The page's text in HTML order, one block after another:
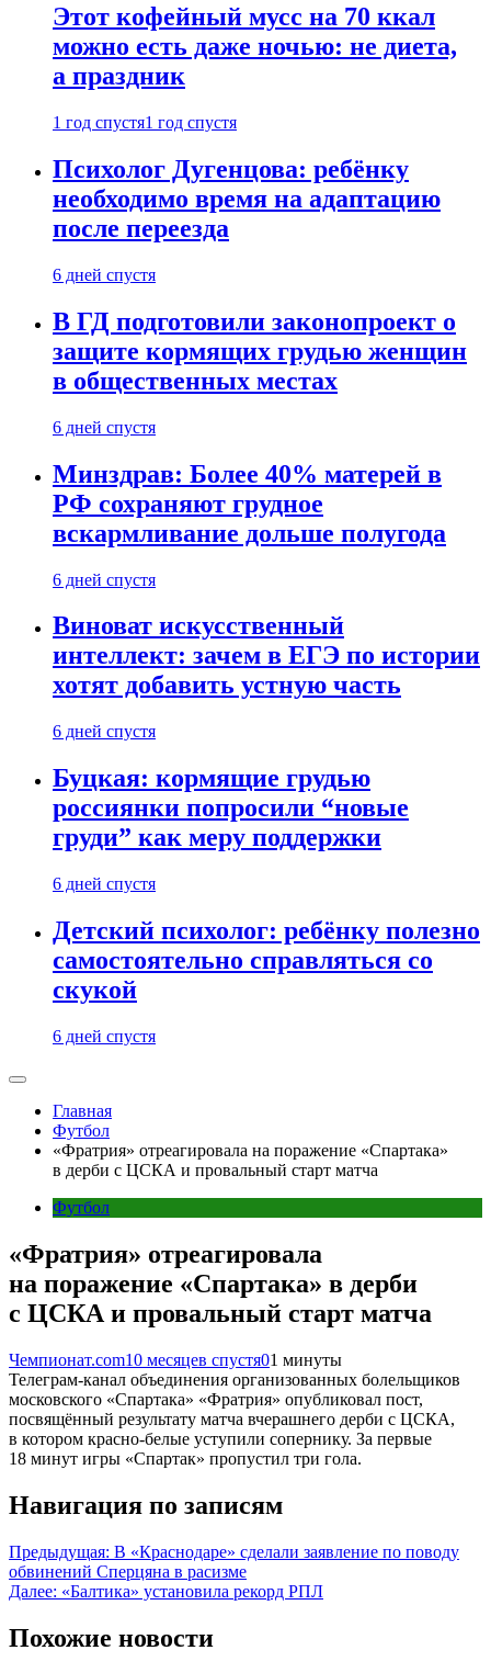
Этот кофейный мусс на 70 ккал
можно есть даже ночью: не диета,
а праздник
1 год спустя1 год спустя
Психолог Дугенцова: ребёнку
необходимо время на адаптацию
после переезда
6 дней спустя
В ГД подготовили законопроект о
защите кормящих грудью женщин
в общественных местах
6 дней спустя
Минздрав: Более 40% матерей в
РФ сохраняют грудное
вскармливание дольше полугода
6 дней спустя
Виноват искусственный
интеллект: зачем в ЕГЭ по истории
хотят добавить устную часть
6 дней спустя
Буцкая: кормящие грудью
россиянки попросили “новые
груди” как меру поддержки
6 дней спустя
Детский психолог: ребёнку полезно
самостоятельно справляться со
скукой
6 дней спустя
Главная
Футбол
«Фратрия» отреагировала на поражение «Спартака»
в дерби с ЦСКА и провальный старт матча
Футбол
«Фратрия» отреагировала
на поражение «Спартака» в дерби
с ЦСКА и провальный старт матча
Чемпионат.com10 месяцев спустя01 минуты
Телеграм-канал объединения организованных болельщиков
московского «Спартака» «Фратрия» опубликовал пост,
посвящённый результату матча вчерашнего дерби с ЦСКА,
в котором красно-белые уступили сопернику. За первые
18 минут игры «Спартак» пропустил три гола.
Навигация по записям
Предыдущая: В «Краснодаре» сделали заявление по поводу
обвинений Сперцяна в расизме
Далее: «Балтика» установила рекорд РПЛ
Похожие новости